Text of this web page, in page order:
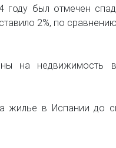
году был отмечен
2%, по
на недвижимость
жилье в Испании до